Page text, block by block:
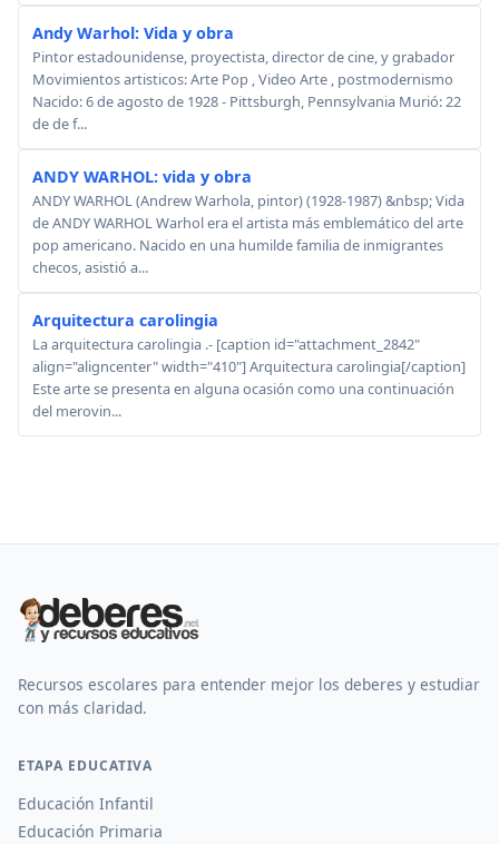
Andy Warhol: Vida y obra
Pintor estadounidense, proyectista, director de cine, y grabador
Movimientos artisticos: Arte Pop , Video Arte , postmodernismo
Nacido: 6 de agosto de 1928 - Pittsburgh, Pennsylvania Murió: 22
de de f...
ANDY WARHOL: vida y obra
ANDY WARHOL (Andrew Warhola, pintor) (1928-1987) &nbsp; Vida
de ANDY WARHOL Warhol era el artista más emblemático del arte
pop americano. Nacido en una humilde familia de inmigrantes
checos, asistió a...
Arquitectura carolingia
La arquitectura carolingia .- [caption id="attachment_2842"
align="aligncenter" width="410"] Arquitectura carolingia[/caption]
Este arte se presenta en alguna ocasión como una continuación
del merovin...
Recursos escolares para entender mejor los deberes y estudiar
con más claridad.
ETAPA EDUCATIVA
Educación Infantil
Educación Primaria